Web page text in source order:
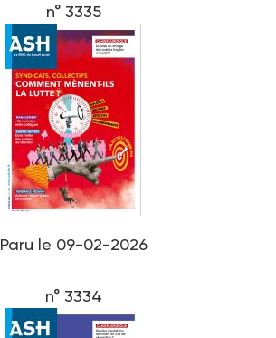
n° 3335
Paru le 09-02-2026
n° 3334